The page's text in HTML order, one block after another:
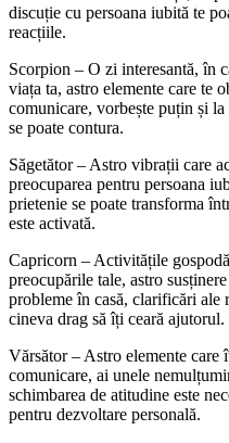
discuție cu persoana iubită te
reacțiile.
Scorpion – O zi interesantă, în
viața ta, astro elemente care te
comunicare, vorbește puțin și
se poate contura.
Săgetător – Astro vibrații care
preocuparea pentru persoana
prietenie se poate transforma
este activată.
Capricorn – Activitățile
preocupările tale, astro
probleme în casă, clarificări
cineva drag să îți ceară ajutorul.
Vărsător – Astro elemente care
comunicare, ai unele
schimbarea de atitudine este
pentru dezvoltare personală.